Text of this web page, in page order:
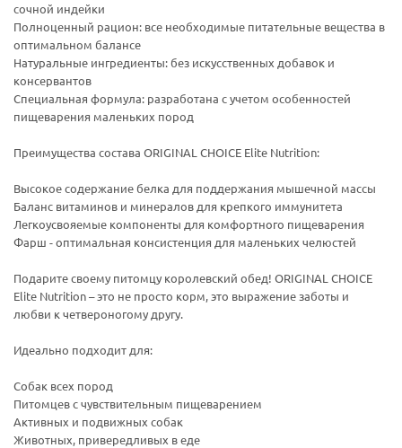
сочной индейки
Полноценный рацион: все необходимые питательные вещества в
оптимальном балансе
Натуральные ингредиенты: без искусственных добавок и
консервантов
Специальная формула: разработана с учетом особенностей
пищеварения маленьких пород
Преимущества состава ORIGINAL CHOICE Elite Nutrition:
Высокое содержание белка для поддержания мышечной массы
Баланс витаминов и минералов для крепкого иммунитета
Легкоусвояемые компоненты для комфортного пищеварения
Фарш - оптимальная консистенция для маленьких челюстей
Подарите своему питомцу королевский обед! ORIGINAL CHOICE
Elite Nutrition – это не просто корм, это выражение заботы и
любви к четвероногому другу.
Идеально подходит для:
Собак всех пород
Питомцев с чувствительным пищеварением
Активных и подвижных собак
Животных, привередливых в еде